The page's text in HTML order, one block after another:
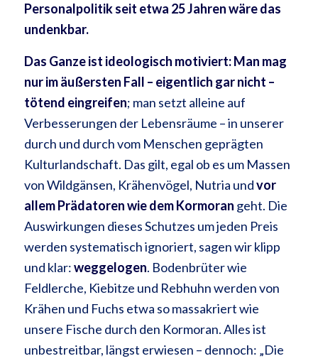
Personalpolitik seit etwa 25 Jahren wäre das
undenkbar.
Das Ganze ist ideologisch motiviert: Man mag
nur im äußersten Fall – eigentlich gar nicht –
tötend eingreifen; man setzt alleine auf
Verbesserungen der Lebensräume – in unserer
durch und durch vom Menschen geprägten
Kulturlandschaft. Das gilt, egal ob es um Massen
von Wildgänsen, Krähenvögel, Nutria undvor
allem Prädatoren wie dem Kormoran geht. Die
Auswirkungen dieses Schutzes um jeden Preis
werden systematisch ignoriert, sagen wir klipp
und klar:weggelogen. Bodenbrüter wie
Feldlerche, Kiebitze und Rebhuhn werden von
Krähen und Fuchs etwa so massakriert wie
unsere Fische durch den Kormoran. Alles ist
unbestreitbar, längst erwiesen – dennoch: „Die